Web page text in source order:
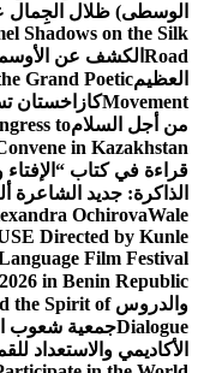
الوسطى) ظلال الجِمال
Shadows on the Silk
Road الكشف عن
العظيمGrand Poetic
Movementكازاخستان
من أجل السلامto
in Kazakhstan
قراءة في كتاب “الإفتاء
الذاكرة: جديد الشاعرة
OchirovaWale
Directed by Kunle
Film Festival
in Benin Republic.
والدروسthe Spirit of
Dialogueجمعية شعوب
الأكاديمي والاستعداد